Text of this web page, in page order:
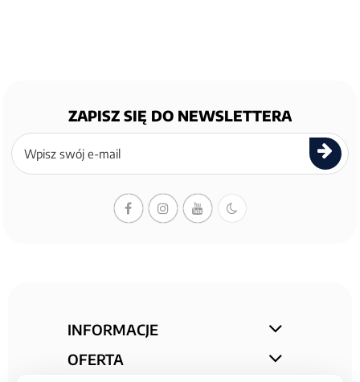
ZAPISZ SIĘ DO NEWSLETTERA
Zapisz
się
newslettera
INFORMACJE
OFERTA